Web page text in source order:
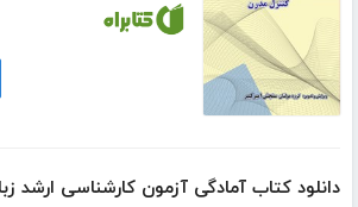
دانلود کتاب آمادگی آزمون کارشناسی ارشد